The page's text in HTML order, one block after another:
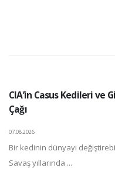
CIA’in Casus Kedileri ve
Çağı
07.08.2026
Bir kedinin dünyayı
Savaş yıllarında ...